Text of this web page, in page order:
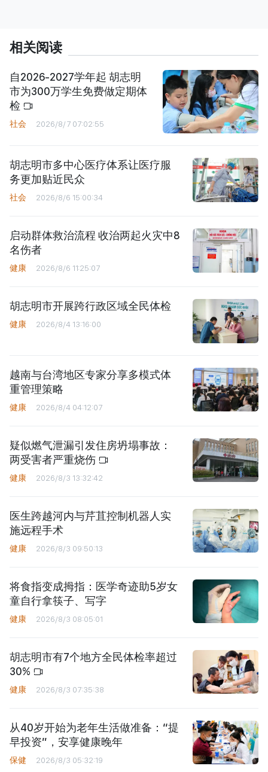
相关阅读
自2026-2027学年起 胡志明
市为300万学生免费做定期体
检
社会 2026/8/7 07:02:55
胡志明市多中心医疗体系让医疗服
务更加贴近民众
社会 2026/8/6 15:00:34
启动群体救治流程 收治两起火灾中8
名伤者
健康 2026/8/6 11:25:07
胡志明市开展跨行政区域全民体检
健康 2026/8/4 13:16:00
越南与台湾地区专家分享多模式体
重管理策略
健康 2026/8/4 04:12:07
疑似燃气泄漏引发住房坍塌事故：
两受害者严重烧伤
健康 2026/8/3 13:32:42
医生跨越河内与芹苴控制机器人实
施远程手术
健康 2026/8/3 09:50:13
将食指变成拇指：医学奇迹助5岁女
童自行拿筷子、写字
健康 2026/8/3 08:05:01
胡志明市有7个地方全民体检率超过
30%
健康 2026/8/3 07:35:38
从40岁开始为老年生活做准备：“提
早投资”，安享健康晚年
保健 2026/8/3 05:32:19